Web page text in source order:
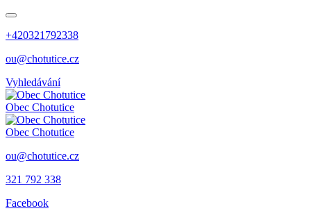
+420321792338
ou@chotutice.cz
Vyhledávání
Obec Chotutice
Obec Chotutice
ou@chotutice.cz
321 792 338
Facebook